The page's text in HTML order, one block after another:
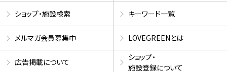
ショップ・施設検索 キーワード一覧
メルマガ会員募集中 LOVEGREENとは
広告掲載について
ショップ・
施設登録について